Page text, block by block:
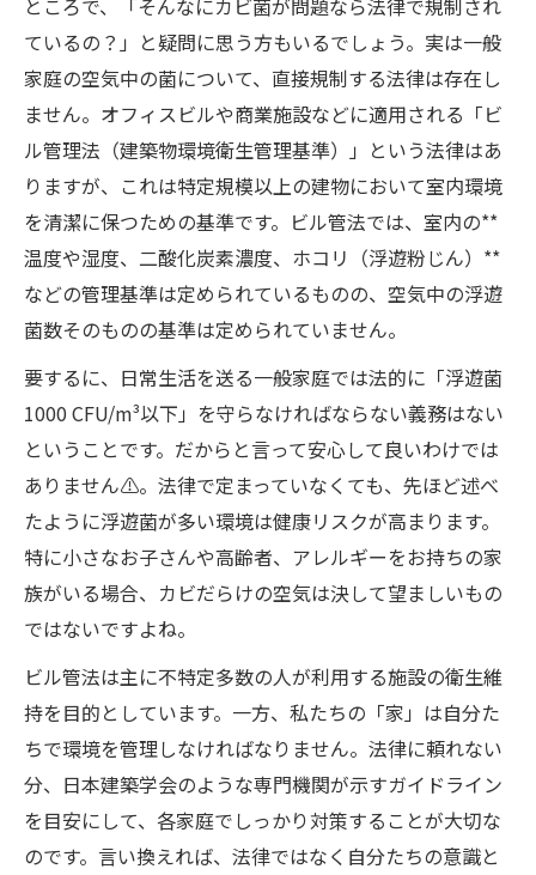
ところで、「そんなにカビ菌が問題なら法律で規制され
ているの？」と疑問に思う方もいるでしょう。実は一般
家庭の空気中の菌について、直接規制する法律は存在し
ません。オフィスビルや商業施設などに適用される「ビ
ル管理法（建築物環境衛生管理基準）」という法律はあ
りますが、これは特定規模以上の建物において室内環境
を清潔に保つための基準です。ビル管法では、室内の**
温度や湿度、二酸化炭素濃度、ホコリ（浮遊粉じん）**
などの管理基準は定められているものの、空気中の浮遊
菌数そのものの基準は定められていません。
要するに、日常生活を送る一般家庭では法的に「浮遊菌
1000 CFU/m³以下」を守らなければならない義務はない
ということです。だからと言って安心して良いわけでは
ありません⚠️。法律で定まっていなくても、先ほど述べ
たように浮遊菌が多い環境は健康リスクが高まります。
特に小さなお子さんや高齢者、アレルギーをお持ちの家
族がいる場合、カビだらけの空気は決して望ましいもの
ではないですよね。
ビル管法は主に不特定多数の人が利用する施設の衛生維
持を目的としています。一方、私たちの「家」は自分た
ちで環境を管理しなければなりません。法律に頼れない
分、日本建築学会のような専門機関が示すガイドライン
を目安にして、各家庭でしっかり対策することが大切な
のです。言い換えれば、法律ではなく自分たちの意識と